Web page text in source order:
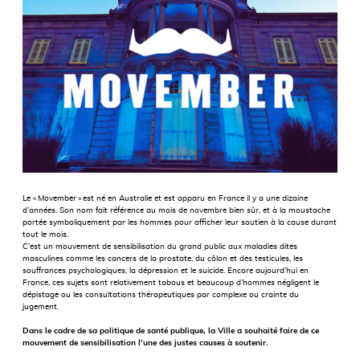
Le « Movember » est né en Australie et est apparu en France il y a une dizaine
d’années. Son nom fait référence au mois de novembre bien sûr, et à la moustache
portée symboliquement par les hommes pour afficher leur soutien à la cause durant
tout le mois.
C’est un mouvement de sensibilisation du grand public aux maladies dites
masculines comme les cancers de la prostate, du côlon et des testicules, les
souffrances psychologiques, la dépression et le suicide. Encore aujourd’hui en
France, ces sujets sont relativement tabous et beaucoup d’hommes négligent le
dépistage ou les consultations thérapeutiques par complexe ou crainte du
jugement.
Dans le cadre de sa politique de santé publique, la Ville a souhaité faire de ce
mouvement de sensibilisation l’une des justes causes à soutenir.